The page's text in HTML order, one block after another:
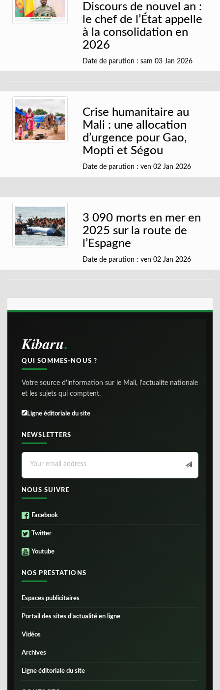
Discours de nouvel an :
le chef de l’État appelle
à la consolidation en
2026
Date de parution : sam 03 Jan 2026
Crise humanitaire au
Mali : une allocation
d’urgence pour Gao,
Mopti et Ségou
Date de parution : ven 02 Jan 2026
3 090 morts en mer en
2025 sur la route de
l’Espagne
Date de parution : ven 02 Jan 2026
Kibaru
QUI SOMMES-NOUS ?
Votre source d'information sur le Mali, l'actualite nationale
et les sujets qui comptent.
Ligne éditoriale du site
NEWSLETTERS
NOUS SUIVRE
Facebook
Twitter
Youtube
NOS PRESTATIONS
Espaces publicitaires
Portail des sites d’actualité en ligne
Vidéos
Archives
Ligne éditoriale du site